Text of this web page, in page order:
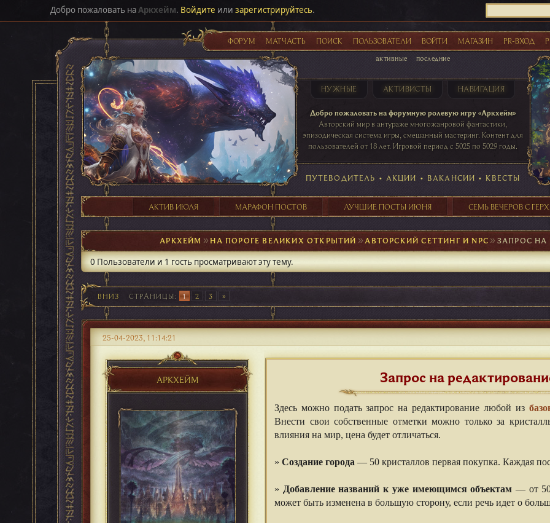
Добро пожаловать наАркхейм. Войдите или зарегистрируйтесь.
ФОРУМ МАТЧАСТЬ ПОИСК ПОЛЬЗОВАТЕЛИ ВОЙТИ МАГАЗИН PR-ВХОД
активные последние
НУЖНЫЕ АКТИВИСТЫ НАВИГАЦИЯ
Добро пожаловать на форумную ролевую игру «Аркхейм»
Авторский мир в антураже многожанровой фантастики,
эпизодическая система игры, смешанный мастеринг. Контент для
пользователей от 18 лет. Игровой период с 5025 по 5029 годы.
таблице игровой активности
41 ПОСТОВ 31 ПОСТОВ 29 ПОСТОВ 24 ПОСТОВ
ПУТЕВОДИТЕЛЬ • АКЦИИ • ВАКАНСИИ • КВЕСТЫ
АКТИВ ИЮЛЯ МАРАФОН ПОСТОВ ЛУЧШИЕ ПОСТЫ ИЮНЯ СЕМЬ ВЕЧЕРОВ С
АРКХЕЙМ ►НА ПОРОГЕ ВЕЛИКИХ ОТКРЫТИЙ ►АВТОРСКИЙ СЕТТИНГ И NPC ►ЗАПРОС НА
0 Пользователи и 1 гость просматривают эту тему.
ВНИЗ СТРАНИЦЫ 1 2 3
АРКХЕЙМ
25-04-2023, 11:14:21
Запрос на
Здесь можно подать запрос на редактирование любой из
Внести свои собственные отметки можно только за
влияния на мир, цена будет отличаться.
» Создание города — 50 кристаллов первая покупка. Каждая
» Добавление названий к уже имеющимся объектам — от 50
может быть изменена в большую сторону, если речь идет о